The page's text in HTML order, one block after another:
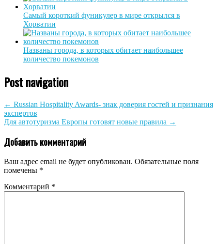
Самый короткий фуникулер в мире открылся в
Хорватии
Названы города, в которых обитает наибольшее
количество покемонов
Post navigation
← Russian Hospitality Awards- знак доверия гостей и признания
экспертов
Для автотуризма Европы готовят новые правила →
Добавить комментарий
Ваш адрес email не будет опубликован. Обязательные поля
помечены *
Комментарий *